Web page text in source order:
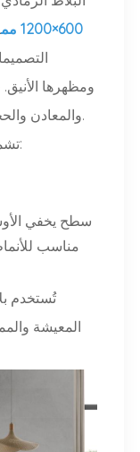
600×1200 مم
ومظهرها
والمعادن والحجر، مع الحفاظ على أجواء هادئة وأنيقة.
تشمل فوائد تصميم البلاط الرمادي ما يلي:
سطح يخفي
مناسب
تُستخدم
المعيشة